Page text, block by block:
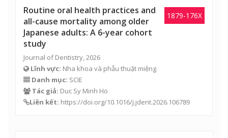
1879-176X
Routine oral health practices and
all-cause mortality among older
Japanese adults: A 6-year cohort
study
Journal of Dentistry, 2026
Lĩnh vực: Nha khoa và phẫu thuật miệng
Danh mục: SCIE
Tác giả: Duc Sy Minh Ho
Liên kết: https://doi.org/10.1016/j.jdent.2026.106789